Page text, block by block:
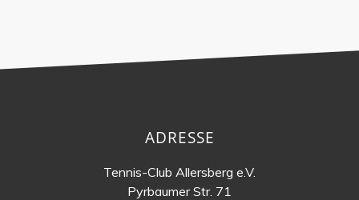
ADRESSE
Tennis-Club Allersberg e.V.
Pyrbaumer Str. 71